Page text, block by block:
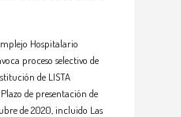
Hospitalario
proceso selectivo de
de LISTA
de presentación de
de 2020, incluido Las